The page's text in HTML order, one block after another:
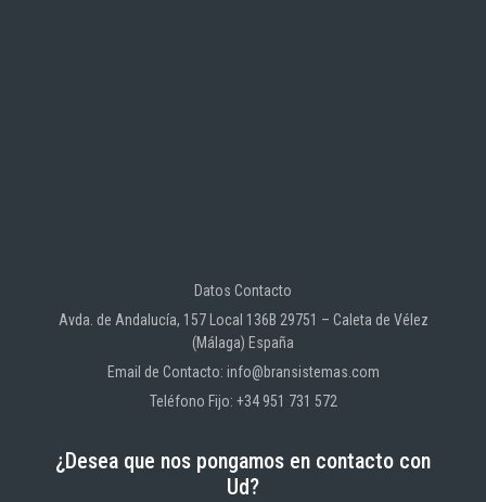
Datos Contacto
Avda. de Andalucía, 157 Local 136B 29751 – Caleta de Vélez
(Málaga) España
Email de Contacto: info@bransistemas.com
Teléfono Fijo: +34 951 731 572
¿Desea que nos pongamos en contacto con
Ud?